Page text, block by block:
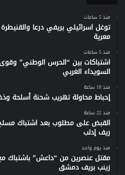
منذ 5 ساعات
توغل اسرائيلي بريفي درعا
معرية
منذ 5 ساعات
اشتباكات بين “الحرس الوطني”
السويداء الغربي
منذ 18 ساعة
إحباط محاولة تهريب شحنة أسلحة
منذ 22 ساعة
ريف إدلب
منذ يوم واحد
مقتل عنصرين من “داعش” باشتباك
زينب بريف دمشق